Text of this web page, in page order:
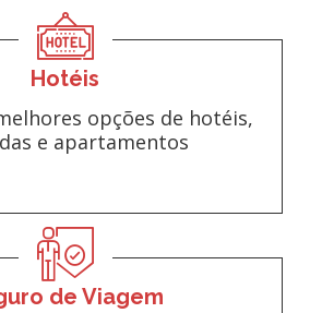
Hotéis
opções de hotéis,
e apartamentos
de Viagem